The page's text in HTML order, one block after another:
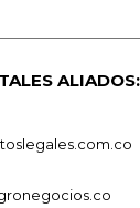
ALIADOS: